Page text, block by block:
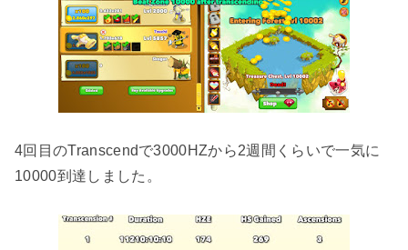
4回目のTranscendで3000HZから2週間くらいで一気に
10000到達しました。